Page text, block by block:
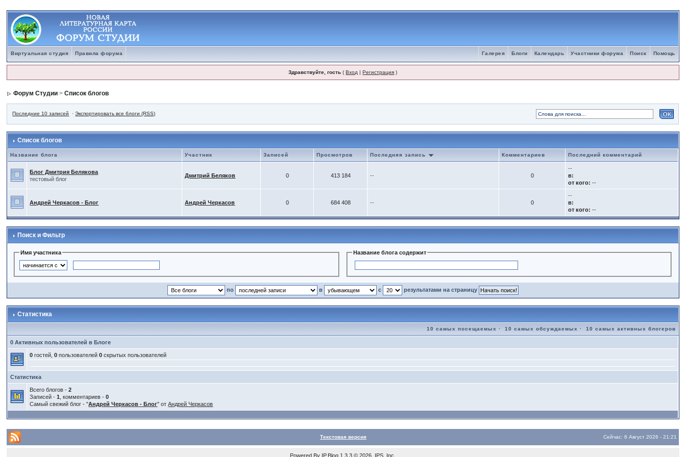
Виртуальная студия Правила форума Помощь
Поиск
Участники форума
Календарь
Блоги
Галерея
Здравствуйте, гость (Вход |Регистрация )
Форум Студии >Список блогов
Последние 10 записей ·Экспортировать все блоги (RSS)
Список блогов
Название блога Участник Записей Просмотров Последняя запись Комментариев Последний комментарий
Блог Дмитрия Белякова
тестовый блог
Дмитрий Беляков 0 413 184 -- 0
--
в:
от кого: --
Андрей Черкасов - Блог Андрей Черкасов 0 684 408 -- 0
--
в:
от кого: --
Поиск и Фильтр
Имя участника Название блога содержит
по в с результатами на страницу
Статистика
10 самых посещаемых · 10 самых обсуждаемых · 10 самых активных блогеров
0 Активных пользователей в Блоге
0 гостей,0 пользователей0 скрытых пользователей
Статистика
Всего блогов -2
Записей -1 , комментариев -0
Самый свежий блог - "Андрей Черкасов - Блог" отАндрей Черкасов
Текстовая версия Сейчас: 6 Август 2026 - 21:21
Powered By IP.Blog 1.3.3 © 2026 IPS, Inc.